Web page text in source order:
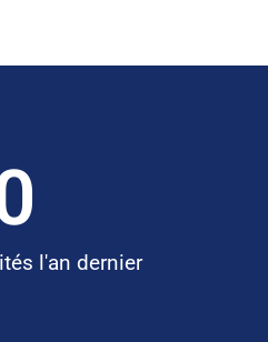
l'an dernier